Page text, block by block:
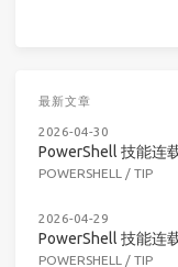
最新文章
2026-04-30
PowerShell 技能连
POWERSHELL / TIP
2026-04-29
PowerShell 技能连
POWERSHELL / TIP